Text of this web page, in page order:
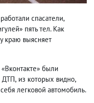
спасатели,
пять тел. Как
краю выясняет
были
ДТП, из которых видно,
легковой автомобиль.